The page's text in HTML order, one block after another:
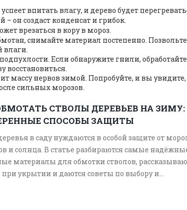
впитать влагу, и дерево будет
он создаст конденсат и грибок.
врезаться в кору в мороз.
снимайте материал постепенно. Позвольте
влаги.
Если обнаружите гнили, обработайте
восстановиться.
массу нервов зимой. Попробуйте, и вы увидите,
сильных морозов.
СТВОЛЫ ДЕРЕВЬЕВ НА ЗИМУ:
СПОСОБЫ ЗАЩИТЫ
в саду нуждаются в особой защите от
и солнца. В статье разбираются самые
материалы для обмотки стволов,
укрытии и даются советы по выбору и